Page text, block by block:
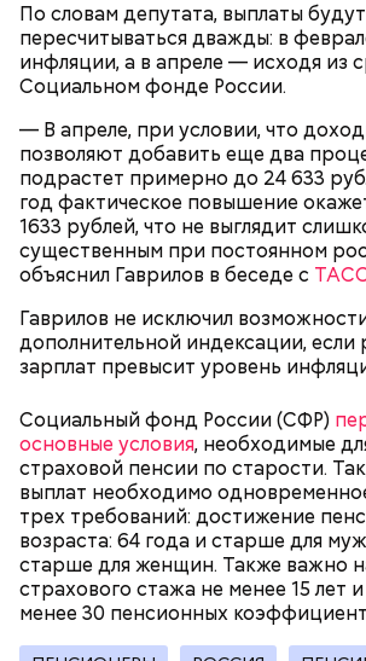
По словам депутата, выплаты будут
пересчитываться дважды: в
инфляции, а в апреле — исходя из
Социальном фонде России.
— В апреле, при условии, что
позволяют добавить еще два
подрастет примерно до 24 633
год фактическое повышение
1633 рублей, что не выглядит
существенным при постоянном
объяснил Гаврилов в беседе с
Гаврилов не исключил
дополнительной индексации, если
зарплат превысит уровень
Социальный фонд России (СФР)
основные условия, необходимые
страховой пенсии по старости.
выплат необходимо
трех требований: достижение
возраста: 64 года и старше для
старше для женщин. Также важно
страхового стажа не менее 15 лет
менее 30 пенсионных
Чтобы увеличить пенсию до 100
месяц, необходимо иметь
менее 230 тысяч рублейдо вычета
накопить 625 пенсионных баллов,